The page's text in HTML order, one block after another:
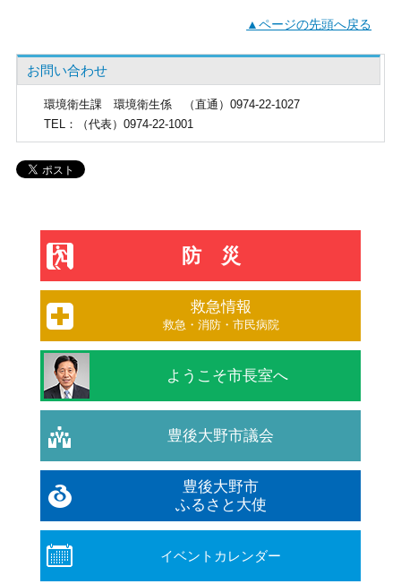
▲ページの先頭へ戻る
お問い合わせ
環境衛生課
環境衛生係 （直通）0974-22-1027
TEL：（代表）0974-22-1001
防災
救急情報
救急・消防・市民病院
ようこそ市長室へ
豊後大野市議会
豊後大野市
ふるさと大使
イベントカレンダー